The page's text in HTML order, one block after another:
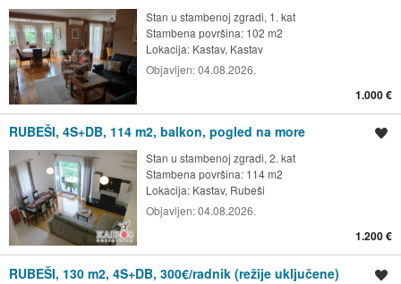
Stan u stambenoj zgradi, 1. kat
Stambena površina: 102 m2
Lokacija: Kastav, Kastav
Objavljen:04.08.2026.
1.000 €
RUBEŠI, 4S+DB, 114 m2, balkon, pogled na more
Stan u stambenoj zgradi, 2. kat
Stambena površina: 114 m2
Lokacija: Kastav, Rubeši
Objavljen:04.08.2026.
1.200 €
RUBEŠI, 130 m2, 4S+DB, 300€/radnik (režije uključene)